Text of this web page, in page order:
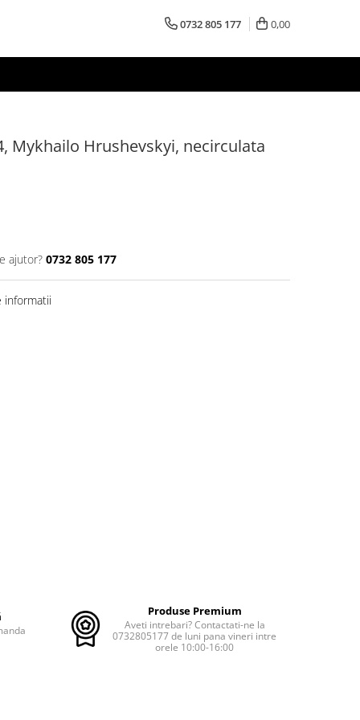
0732 805 177 0,00
Mykhailo Hrushevskyi, necirculata
ajutor? 0732 805 177
informatii
Produse Premium
Aveti intrebari? Contactati-ne la
0732805177 de luni pana vineri intre
orele 10:00-16:00